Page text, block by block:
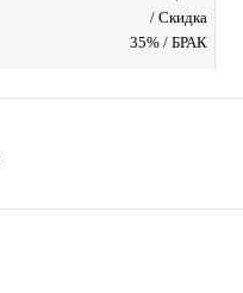
/ Скидка
35% / БРАК